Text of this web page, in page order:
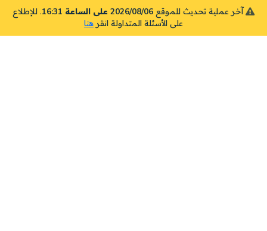
آخر عملية تحديث للموقع 2026/08/06 على الساعة 16:31
. للإطلاع
على الأسئلة المتداولة انقر هنا